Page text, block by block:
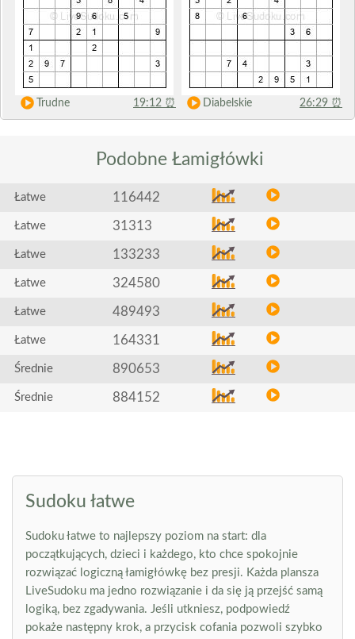
Trudne 19:12 ⏰ Diabelskie 26:29 ⏰
Podobne Łamigłówki
Łatwe 116442
Łatwe 31313
Łatwe 133233
Łatwe 324580
Łatwe 489493
Łatwe 164331
Średnie 890653
Średnie 884152
Sudoku łatwe
Sudoku łatwe to najlepszy poziom na start: dla
początkujących, dzieci i każdego, kto chce spokojnie
rozwiązać logiczną łamigłówkę bez presji. Każda plansza
LiveSudoku ma jedno rozwiązanie i da się ją przejść samą
logiką, bez zgadywania. Jeśli utkniesz, podpowiedź
pokaże następny krok, a przycisk cofania pozwoli szybko